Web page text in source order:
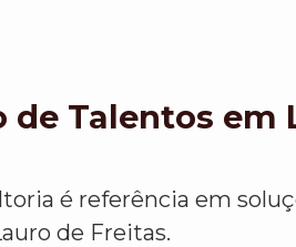
de Talentos em
é referência em
de Freitas.